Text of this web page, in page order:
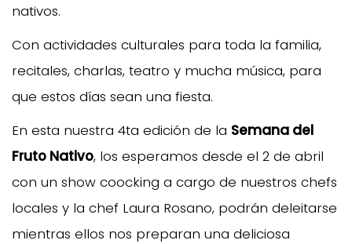
nativos.
Con actividades culturales para toda la familia,
recitales, charlas, teatro y mucha música, para
que estos días sean una fiesta.
En esta nuestra 4ta edición de la Semana del
Fruto Nativo, los esperamos desde el 2 de abril
con un show coocking a cargo de nuestros chefs
locales y la chef Laura Rosano, podrán deleitarse
mientras ellos nos preparan una deliciosa